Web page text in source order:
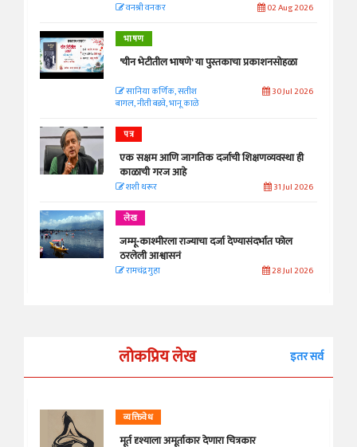
वनश्री वनकर 02 Aug 2026
भाषण
'चीन भेटीतील भाषणे' या पुस्तकाचा प्रकाशनसोहळा
सानिया कर्णिक, सतीश
बागल, नीती बडवे, भानू काळे
30 Jul 2026
पत्र
एक सक्षम आणि जागतिक दर्जाची शिक्षणव्यवस्था ही
काळाची गरज आहे
शशी थरूर 31 Jul 2026
लेख
जम्मू-काश्मीरला राज्याचा दर्जा देण्यासंदर्भात फोल
ठरलेली आश्वासनं
रामचंद्र गुहा 28 Jul 2026
लोकप्रिय लेख इतर सर्व
व्यक्तिवेध
मूर्त दृश्याला अमूर्ताकार देणारा चित्रकार